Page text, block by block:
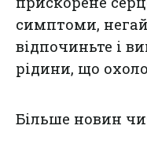
симптоми,
відпочиньте і
рідини, що
Більше новин